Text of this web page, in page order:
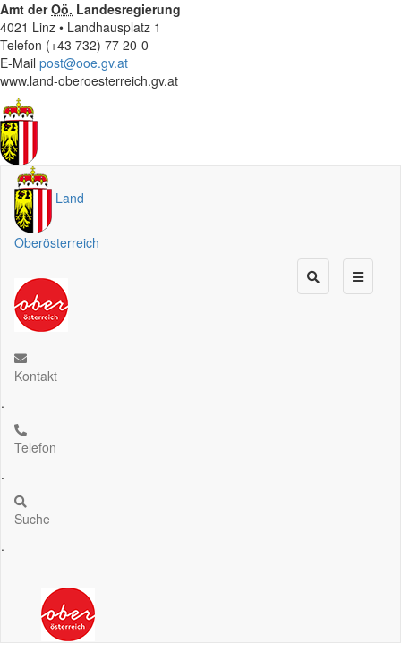
Amt derOö. Landesregierung
4021 Linz • Landhausplatz 1
Telefon (+43 732) 77 20-0
E-Mail post@ooe.gv.at
www.land-oberoesterreich.gv.at
Land
Oberösterreich
Kontakt
.
Telefon
.
Suche
.